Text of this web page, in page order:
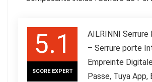
5.1
SCORE EXPERT
AILRINNI Serrure
– Serrure porte
Empreinte
Passe, Tuya